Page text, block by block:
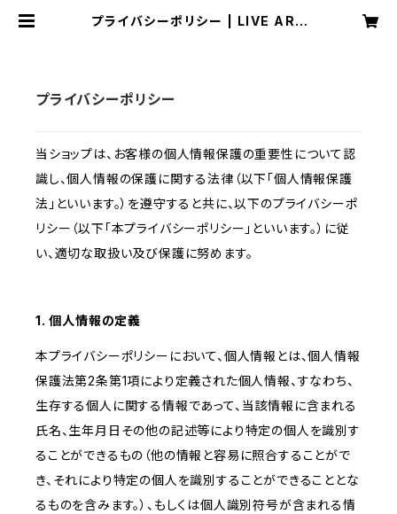
プライバシーポリシー | LIVE ART
プライバシーポリシー
当ショップは、お客様の個人情報保護の重要性について認
識し、個人情報の保護に関する法律（以下「個人情報保護
法」といいます。）を遵守すると共に、以下のプライバシーポ
リシー（以下「本プライバシーポリシー」といいます。）に従
い、適切な取扱い及び保護に努めます。
1. 個人情報の定義
本プライバシーポリシーにおいて、個人情報とは、個人情報
保護法第2条第1項により定義された個人情報、すなわち、
生存する個人に関する情報であって、当該情報に含まれる
氏名、生年月日その他の記述等により特定の個人を識別す
ることができるもの（他の情報と容易に照合することがで
き、それにより特定の個人を識別することができることとな
るものを含みます。）、もしくは個人識別符号が含まれる情